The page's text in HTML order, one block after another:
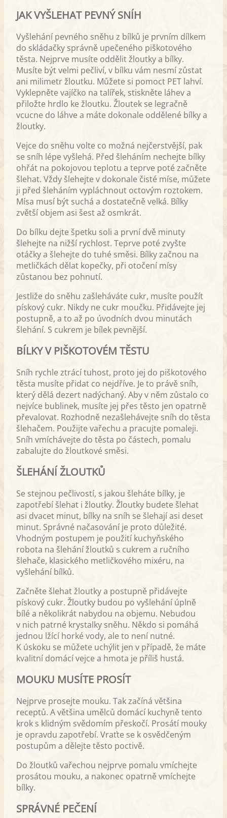
JAK VYŠLEHAT PEVNÝ SNÍH
Vyšlehání pevného sněhu z bílků je prvním dílkem
do skládačky správně upečeného piškotového
těsta. Nejprve musíte oddělit žloutky a bílky.
Musíte být velmi pečliví, v bílku vám nesmí zůstat
ani milimetr žloutku. Můžete si pomoct PET lahví.
Vyklepněte vajíčko na talířek, stiskněte láhev a
přiložte hrdlo ke žloutku. Žloutek se legračně
vcucne do láhve a máte dokonale oddělené bílky a
žloutky.
Vejce do sněhu volte co možná nejčerstvější, pak
se sníh lépe vyšlehá. Před šleháním nechejte bílky
ohřát na pokojovou teplotu a teprve poté začněte
šlehat. Vždy šlehejte v dokonale čisté míse, můžete
ji před šleháním vypláchnout octovým roztokem.
Mísa musí být suchá a dostatečně velká. Bílky
zvětší objem asi šest až osmkrát.
Do bílku dejte špetku soli a první dvě minuty
šlehejte na nižší rychlost. Teprve poté zvyšte
otáčky a šlehejte do tuhé směsi. Bílky začnou na
metličkách dělat kopečky, při otočení mísy
zůstanou bez pohnutí.
Jestliže do sněhu zašleháváte cukr, musíte použít
pískový cukr. Nikdy ne cukr moučku. Přidávejte jej
postupně, a to až po úvodních dvou minutách
šlehání. S cukrem je bílek pevnější.
BÍLKY V PIŠKOTOVÉM TĚSTU
Sníh rychle ztrácí tuhost, proto jej do piškotového
těsta musíte přidat co nejdříve. Je to právě sníh,
který dělá dezert nadýchaný. Aby v něm zůstalo co
nejvíce bublinek, musíte jej přes těsto jen opatrně
převalovat. Rozhodně nezašlehávejte sníh do těsta
šlehačem. Použijte vařechu a pracujte pomaleji.
Sníh vmíchávejte do těsta po částech, pomalu
zabalujte do žloutkové směsi.
ŠLEHÁNÍ ŽLOUTKŮ
Se stejnou pečlivostí, s jakou šleháte bílky, je
zapotřebí šlehat i žloutky. Žloutky budete šlehat
asi dvacet minut, bílky na sníh se šlehají asi deset
minut. Správné načasování je proto důležité.
Vhodným postupem je použití kuchyňského
robota na šlehání žloutků s cukrem a ručního
šlehače, klasického metličkového mixéru, na
vyšlehání bílků.
Začněte šlehat žloutky a postupně přidávejte
pískový cukr. Žloutky budou po vyšlehání úplně
bílé a několikrát nabydou na objemu. Nebudou
v nich patrné krystalky sněhu. Někdo si pomáhá
jednou lžící horké vody, ale to není nutné.
K úskoku se můžete uchýlit jen v případě, že máte
kvalitní domácí vejce a hmota je příliš hustá.
MOUKU MUSÍTE PROSÍT
Nejprve prosejte mouku. Tak začíná většina
receptů. A většina umělců domácí kuchyně tento
krok s klidným svědomím přeskočí. Prosátí mouky
je opravdu zapotřebí. Vraťte se k osvědčeným
postupům a dělejte těsto poctivě.
Do žloutků vařechou nejprve pomalu vmíchejte
prosátou mouku, a nakonec opatrně vmíchejte
bílky.
SPRÁVNÉ PEČENÍ